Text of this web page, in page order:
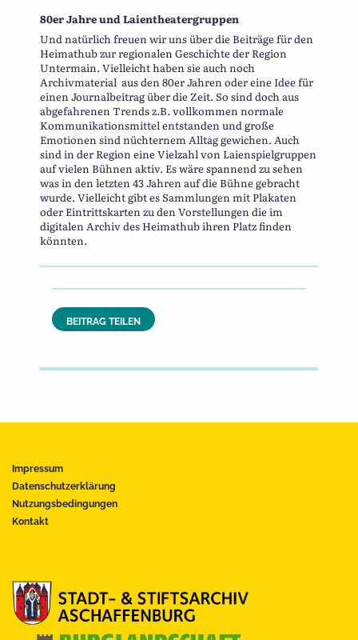
80er Jahre und Laientheatergruppen
Und natürlich freuen wir uns über die Beiträge für den
Heimathub zur regionalen Geschichte der Region
Untermain. Vielleicht haben sie auch noch
Archivmaterial aus den 80er Jahren oder eine Idee für
einen Journalbeitrag über die Zeit. So sind doch aus
abgefahrenen Trends z.B. vollkommen normale
Kommunikationsmittel entstanden und große
Emotionen sind nüchternem Alltag gewichen. Auch
sind in der Region eine Vielzahl von Laienspielgruppen
auf vielen Bühnen aktiv. Es wäre spannend zu sehen
was in den letzten 43 Jahren auf die Bühne gebracht
wurde. Vielleicht gibt es Sammlungen mit Plakaten
oder Eintrittskarten zu den Vorstellungen die im
digitalen Archiv des Heimathub ihren Platz finden
könnten.
BEITRAG TEILEN
Impressum
Datenschutzerklärung
Nutzungsbedingungen
Kontakt